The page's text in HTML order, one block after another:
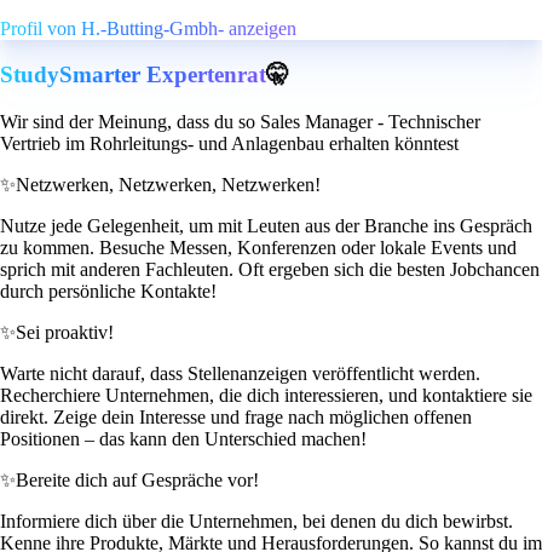
Profil von H.-Butting-Gmbh- anzeigen
StudySmarter Expertenrat🤫
Wir sind der Meinung, dass du so Sales Manager - Technischer
Vertrieb im Rohrleitungs- und Anlagenbau erhalten könntest
✨Netzwerken, Netzwerken, Netzwerken!
Nutze jede Gelegenheit, um mit Leuten aus der Branche ins Gespräch
zu kommen. Besuche Messen, Konferenzen oder lokale Events und
sprich mit anderen Fachleuten. Oft ergeben sich die besten Jobchancen
durch persönliche Kontakte!
✨Sei proaktiv!
Warte nicht darauf, dass Stellenanzeigen veröffentlicht werden.
Recherchiere Unternehmen, die dich interessieren, und kontaktiere sie
direkt. Zeige dein Interesse und frage nach möglichen offenen
Positionen – das kann den Unterschied machen!
✨Bereite dich auf Gespräche vor!
Informiere dich über die Unternehmen, bei denen du dich bewirbst.
Kenne ihre Produkte, Märkte und Herausforderungen. So kannst du im